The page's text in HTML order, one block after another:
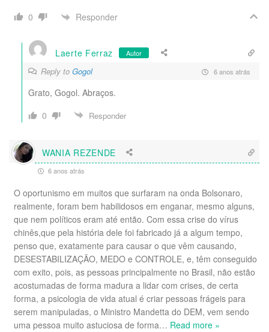
0
Responder
Laerte Ferraz Autor
Reply to Gogol 6 anos atrás
Grato, Gogol. Abraços.
0
Responder
WANIA REZENDE
6 anos atrás
O oportunismo em muitos que surfaram na onda Bolsonaro,
realmente, foram bem habilidosos em enganar, mesmo alguns,
que nem políticos eram até então. Com essa crise do vírus
chinês,que pela história dele foi fabricado já a algum tempo,
penso que, exatamente para causar o que vêm causando,
DESESTABILIZAÇÃO, MEDO e CONTROLE, e, têm conseguido
com exito, pois, as pessoas principalmente no Brasil, não estão
acostumadas de forma madura a lidar com crises, de certa
forma, a psicologia de vida atual é criar pessoas frágeis para
serem manipuladas, o Ministro Mandetta do DEM, vem sendo
uma pessoa muito astuciosa de forma… Read more »